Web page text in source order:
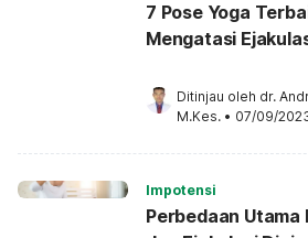
7 Pose Yoga
Mengatasi
Ditinjau oleh dr.
M.Kes. • 07/09/
Impotensi
Perbedaan Utama